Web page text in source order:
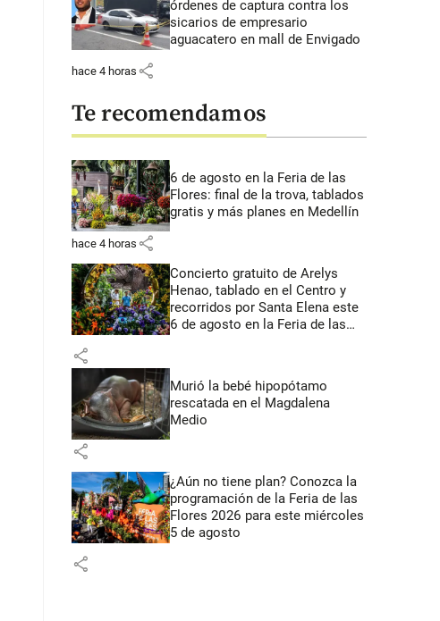
órdenes de captura contra los
sicarios de empresario
aguacatero en mall de Envigado
hace 4 horas share
Te recomendamos
6 de agosto en la Feria de las
Flores: final de la trova, tablados
gratis y más planes en Medellín
hace 4 horas share
Concierto gratuito de Arelys
Henao, tablado en el Centro y
recorridos por Santa Elena este
6 de agosto en la Feria de las
share
Murió la bebé hipopótamo
rescatada en el Magdalena
Medio
share
¿Aún no tiene plan? Conozca la
programación de la Feria de las
Flores 2026 para este miércoles
5 de agosto
share